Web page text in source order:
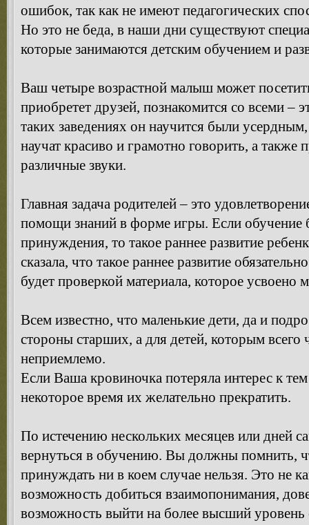
ошибок, так как не имеют педагогических
Но это не беда, в наши дни существуют
которые занимаются детским обучением и
Ваш четыре возрастной малыш может
приобретет друзей, познакомится со всеми –
таких заведениях он научится были
научат красиво и грамотно говорить, а также
различные звуки.
Главная задача родителей – это
помощи знаний в форме игры. Если обучение
принуждения, то такое раннее развитие
сказала, что такое раннее развитие
будет проверкой материала, которое
Всем известно, что маленькие дети, да и
стороны старших, а для детей, которым всего
неприемлемо.
Если Ваша кровиночка потеряла интерес к
некоторое время их желательно прекратить.
По истечению нескольких месяцев или дней
вернуться в обучению. Вы должны помнить,
принуждать ни в коем случае нельзя. Это не
возможность добиться взаимопонимания,
возможность выйти на более высший